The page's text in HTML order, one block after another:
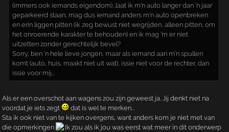
(immers ook iemands eigendom)...laat ik m'n auto langer dan 'n jaar
geparkeerd staan, mag dus iemand anders m'n auto openbreken
en erin liggen pitten (ik zeg bewust niet wegrijden, alleen pitten, om
het onroerende karakter te behouden) en ik mag 'm er niet
uitzetten zonder gerechtelijk bevel?
Sorry, ben 'n hele lieve jongen, maar als iemand aan m'n spullen
komt (auto, huis, maakt niet uit wat), issie niet voor de rechter, dan
issie voor mij...
Als er een overschot aan wagens zou zijn geweest ja. Jij denkt niet na
voordat je iets zegt
dat is wel te merken...
Sta ik ook niet van te kijken overgens, want anders kom je niet met van
die opmerkingen
Ik zou als ik jou was eerst wat meer in dit onderwerp